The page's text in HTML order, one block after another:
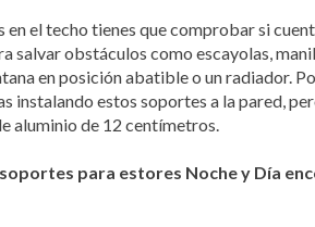
en el techo tienes que comprobar si
salvar obstáculos como escayolas,
en posición abatible o un radiador.
instalando estos soportes a la pared,
aluminio de 12 centímetros.
para estores Noche y Día